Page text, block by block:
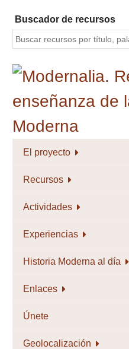
contenido
principal
Buscador de recursos
El proyecto
Recursos
Actividades
Experiencias
Historia Moderna al día
Enlaces
Únete
Geolocalización